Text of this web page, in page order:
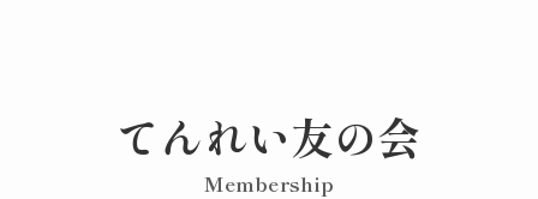
てんれい友の会
Membership